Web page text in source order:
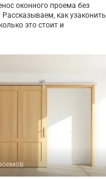
оконного проема без
как узаконить
это стоит и